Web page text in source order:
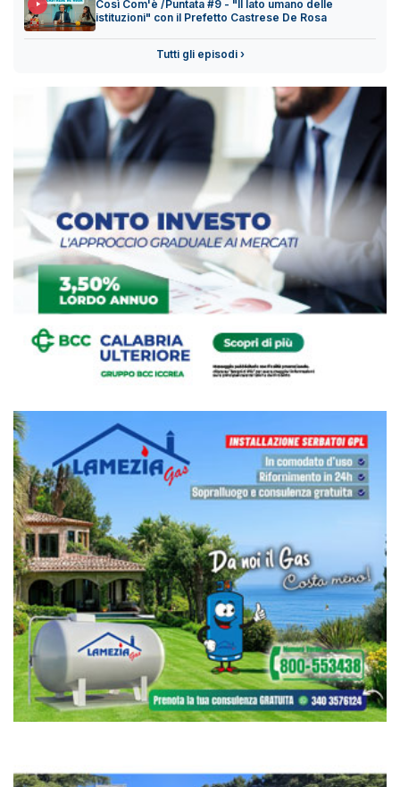
Così Com'è /Puntata #9 - "Il lato umano delle
istituzioni" con il Prefetto Castrese De Rosa
Tutti gli episodi ›